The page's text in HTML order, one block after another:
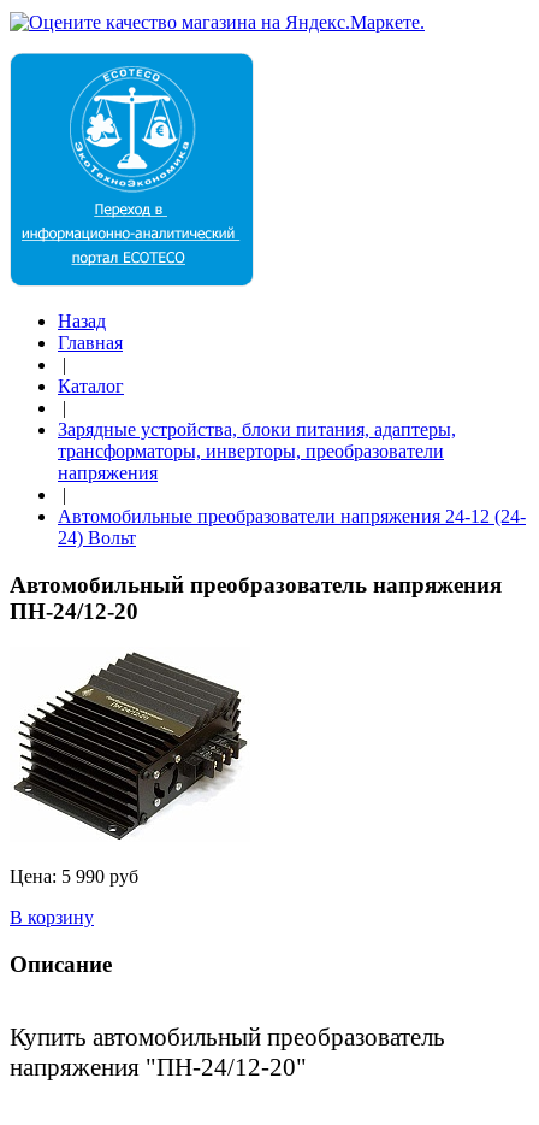
Назад
Главная
|
Каталог
|
Зарядные устройства, блоки питания, адаптеры,
трансформаторы, инверторы, преобразователи
напряжения
|
Автомобильные преобразователи напряжения 24-12 (24-
24) Вольт
Автомобильный преобразователь напряжения
ПН-24/12-20
Цена: 5 990 руб
В корзину
Описание
Купить автомобильный преобразователь
напряжения "ПН-24/12-20"